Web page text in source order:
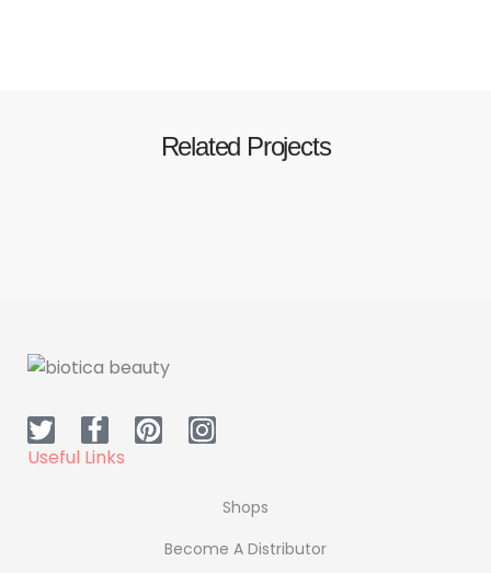
Related Projects
Useful Links
Shops
Become A Distributor